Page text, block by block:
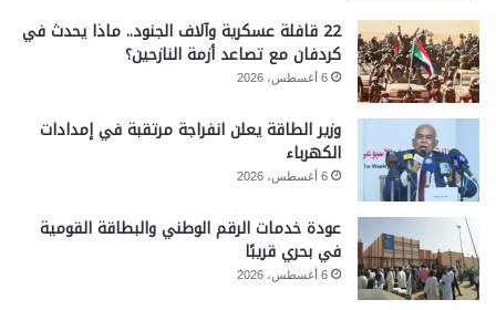
22 قافلة عسكرية وآلاف الجنود.. ماذا يحدث في
كردفان مع تصاعد أزمة النازحين؟
6 أغسطس، 2026
وزير الطاقة يعلن انفراجة مرتقبة في إمدادات
الكهرباء
6 أغسطس، 2026
عودة خدمات الرقم الوطني والبطاقة القومية
في بحري قريبًا
6 أغسطس، 2026